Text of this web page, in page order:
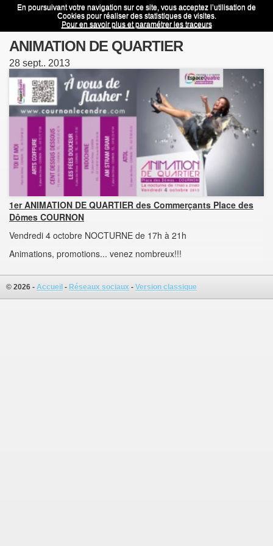
En poursuivant votre navigation sur ce site, vous acceptez l’utilisation de
Cookies pour réaliser des statistiques de visites.
Pour en savoir plus et paramétrer les traceurs
ANIMATION DE QUARTIER Menu
ANIMATION DE QUARTIER
28 sept.. 2013
1er ANIMATION DE QUARTIER des Commerçants Place des
Dômes COURNON
Vendredi 4 octobre NOCTURNE de 17h à 21h
Animations, promotions... venez nombreux!!!
© 2026 - Accueil - Réseaux sociaux - Version classique